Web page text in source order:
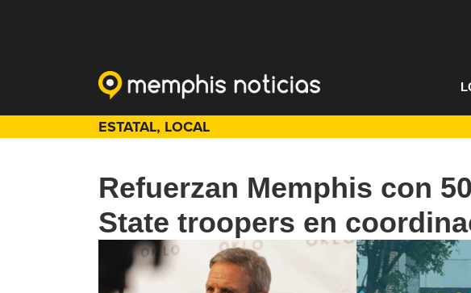
ESTATAL, LOCAL
Refuerzan Memphis con
State troopers en